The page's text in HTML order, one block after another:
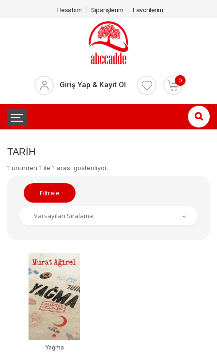
Hesabım Siparişlerim Favorilerim
Giriş Yap & Kayıt Ol 0
TARIH
1 üründen 1 ile 1 arası gösteriliyor.
Filtrele
Yağma